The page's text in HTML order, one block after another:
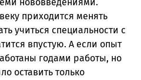
приходится менять
учиться специальности с
впустую. А если опыт
годами работы, но
оставить только